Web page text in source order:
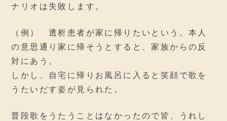
ナリオは失敗します。
（例） 透析患者が家に帰りたいという。本人
の意思通り家に帰そうとすると、家族からの反
対にあう。
しかし、自宅に帰りお風呂に入ると笑顔で歌を
うたいだす姿が見られた。
普段歌をうたうことはなかったので皆、うれし